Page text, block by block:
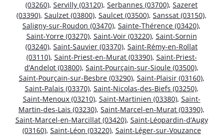
(03260), Servilly (03120), Serbannes (03700), Sazeret
(03390), Saulzet (03800), Saulcet (03500), Sanssat (03150),
Saligny-sur-Roudon (03470), Sainte-Thérence (03420),
Saint-Yorre (03270), Saint-Voir (03220), Saint-Sornin
(03240), Saint-Sauvier (03370), Saint-Rémy-en-Rollat
(03110), Saint-Priest-en-Murat (03390), Saint-Priest-
d’Andelot (03800), Saint-Pourçain-sur-Sioule (03500),
Saint-Pourçain-sur-Besbre (03290), Saint-Plaisir (03160),
Saint-Palais (03370), Saint-Nicolas-des-Biefs (03250),
Saint-Menoux (03210), Saint-Martinien (03380), Saint-
Martin-des-Lais (03230), Saint-Marcel-en-Murat (03390),
Saint-Marcel-en-Marcillat (03420), Saint-Léopardin-d’Augy
(03160), Saint-Léon (03220), Saint-Léger-sur-Vouzance